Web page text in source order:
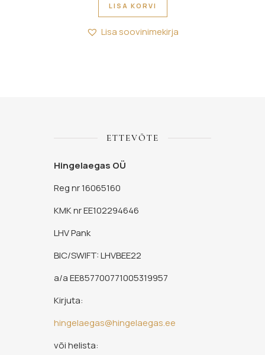
LISA KORVI
Lisa soovinimekirja
ETTEVÕTE
Hingelaegas OÜ
Reg nr 16065160
KMK nr EE102294646
LHV Pank
BIC/SWIFT: LHVBEE22
a/a EE857700771005319957
Kirjuta:
hingelaegas@hingelaegas.ee
või helista: